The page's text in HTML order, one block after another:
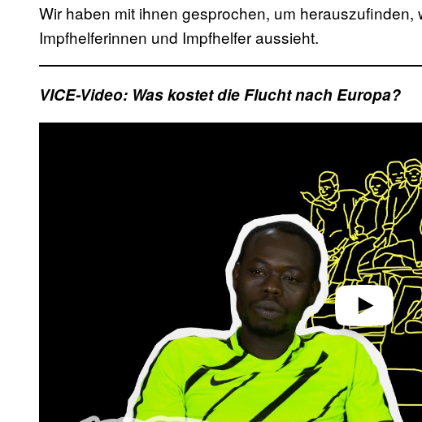
Wir haben mit ihnen gesprochen, um herauszufinden,
Impfhelferinnen und Impfhelfer aussieht.
VICE-Video: Was kostet die Flucht nach Europa?
Play video